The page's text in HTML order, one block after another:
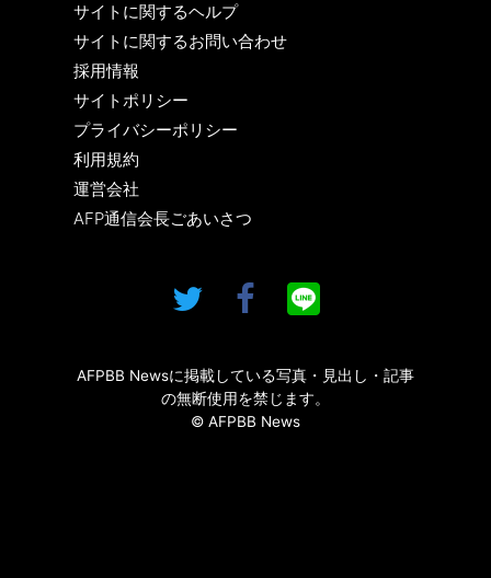
サイトに関するヘルプ
サイトに関するお問い合わせ
採用情報
サイトポリシー
プライバシーポリシー
利用規約
運営会社
AFP通信会長ごあいさつ
AFPBB Newsに掲載している写真・見出し・記事
の無断使用を禁じます。
© AFPBB News